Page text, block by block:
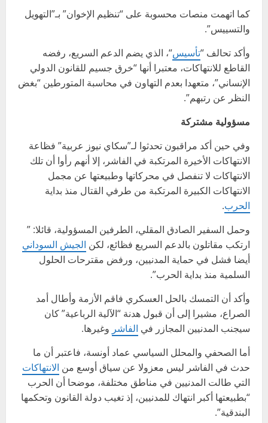
كما اتهمت منصات محسوبة على “تنظيم الإخوان” بـ”التهويل
والتسييس”.
وأكد تحالف “تأسيس“، الذي يضم الدعم السريع، رفضه
القاطع للانتهاكات، معتبرا أنها “خرق جسيم للقانون الدولي
الإنساني”، متعهدا بعدم التهاون في محاسبة المتورطين “بغض
النظر عن رتبهم”.
مسؤولية مشتركة
وفي حين أكد مراقبون تحدثوا لـ”سكاي نيوز عربية” فظاعة
الانتهاكات الأخيرة المرتكبة في الفاشر، إلا أنهم رأوا أن تلك
الانتهاكات لا تنفصل في محركاتها وطبيعتها عن مجمل
الانتهاكات الكبيرة المرتكبة من طرفي القتال منذ بداية
الحرب.
وحمل السفير الصادق المقلي، الطرفين المسؤولية، قائلا: ”
ارتكب مقاتلون بالدعم السريع فظائع، لكن الجيش السوداني
أيضا فشل في حماية المدنيين، ورفض مقترحات الحلول
السلمية منذ بداية الحرب”.
وأكد أن التمسك بالحل العسكري فاقم الأزمة وأطال أمد
الصراع، مشيرا إلى أن قبول هدنة “الآلية الرباعية” كان
سيجنب المدنيين المجازر في الفاشر وغيرها.
أما الصحفي والمحلل السياسي عماد أونسة، فاعتبر أن ما
حدث في الفاشر ليس معزولا عن سياق أوسع من الانتهاكات
التي طالت المدنيين في مناطق مختلفة، موضحا أن الحرب
“بطبيعتها أكبر انتهاك للمدنيين، إذ تغيب دولة القانون وتحكمها
البندقية”.